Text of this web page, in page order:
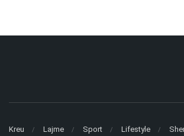
Kreu Lajme Sport Lifestyle